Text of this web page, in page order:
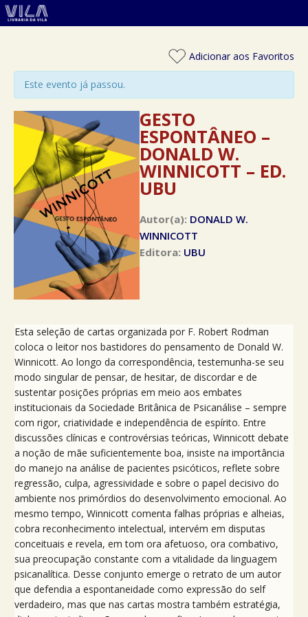
Adicionar aos Favoritos
Este evento já passou.
GESTO
ESPONTÂNEO –
DONALD W.
WINNICOTT – ED.
UBU
Autor(a): DONALD W.
WINNICOTT
Editora: UBU
Esta seleção de cartas organizada por F. Robert Rodman
coloca o leitor nos bastidores do pensamento de Donald W.
Winnicott. Ao longo da correspondência, testemunha-se seu
modo singular de pensar, de hesitar, de discordar e de
sustentar posições próprias em meio aos embates
institucionais da Sociedade Britânica de Psicanálise – sempre
com rigor, criatividade e independência de espírito. Entre
discussões clínicas e controvérsias teóricas, Winnicott debate
a noção de mãe suficientemente boa, insiste na importância
do manejo na análise de pacientes psicóticos, reflete sobre
regressão, culpa, agressividade e sobre o papel decisivo do
ambiente nos primórdios do desenvolvimento emocional. Ao
mesmo tempo, Winnicott comenta falhas próprias e alheias,
cobra reconhecimento intelectual, intervém em disputas
conceituais e revela, em tom ora afetuoso, ora combativo,
sua preocupação constante com a vitalidade da linguagem
psicanalítica. Desse conjunto emerge o retrato de um autor
que defendia a espontaneidade como expressão do self
verdadeiro, mas que nas cartas mostra também estratégia,